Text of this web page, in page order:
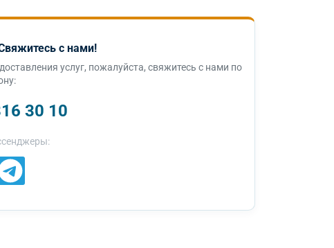
с нами!
услуг, пожалуйста, свяжитесь с нами по
30 10